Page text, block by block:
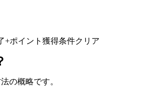
+ポイント獲得条件クリア
の概略です。